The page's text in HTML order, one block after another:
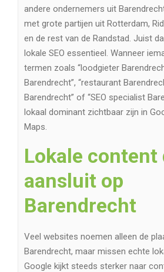
andere ondernemers uit
met grote partijen uit Rotterdam,
en de rest van de Randstad. Juist
lokale SEO essentieel. Wanneer
termen zoals “loodgieter
Barendrecht”, “restaurant
Barendrecht” of “SEO specialist
lokaal dominant zichtbaar zijn in
Maps.
Lokale content
aansluit op
Barendrecht
Veel websites noemen alleen de
Barendrecht, maar missen echte
Google kijkt steeds sterker naar